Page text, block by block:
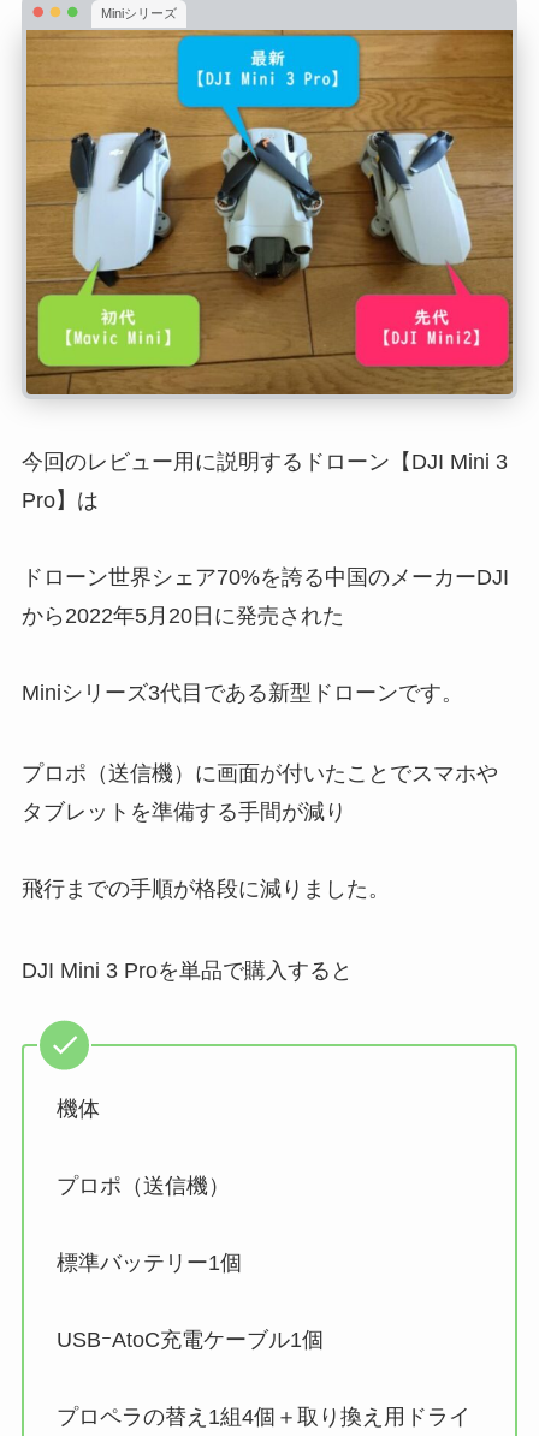
Miniシリーズ
今回のレビュー用に説明するドローン【DJI Mini 3
Pro】は
ドローン世界シェア70%を誇る中国のメーカーDJI
から2022年5月20日に発売された
Miniシリーズ3代目である新型ドローンです。
プロポ（送信機）に画面が付いたことでスマホや
タブレットを準備する手間が減り
飛行までの手順が格段に減りました。
DJI Mini 3 Proを単品で購入すると
機体
プロポ（送信機）
標準バッテリー1個
USBｰAtoC充電ケーブル1個
プロペラの替え1組4個＋取り換え用ドライ